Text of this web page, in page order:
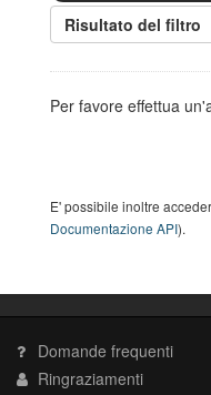
Risultato del filtro
Per favore effettua
E' possibile inoltre
Documentazione API).
Domande frequenti
Ringraziamenti